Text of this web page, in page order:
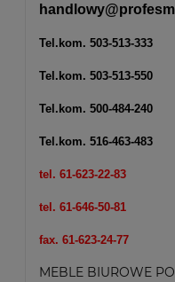
Tel.kom. 503-513-333
Tel.kom. 503-513-550
Tel.kom. 500-484-240
Tel.kom. 516-463-483
tel. 61-623-22-83
tel. 61-646-50-81
fax. 61-623-24-77
MEBLE BIUROWE